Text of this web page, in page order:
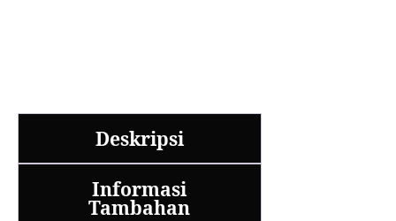
Deskripsi
Informasi
Tambahan